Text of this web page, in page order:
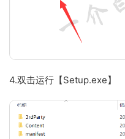
4.双击运行【Setup.exe】